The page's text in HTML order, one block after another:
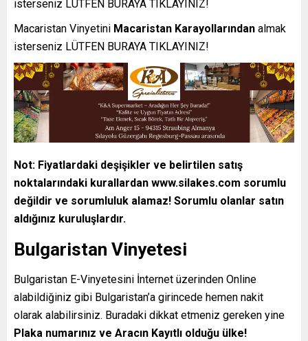
isterseniz LÜTFEN BURAYA TIKLAYINIZ!
Macaristan Vinyetini Macaristan Karayollarından almak
isterseniz LÜTFEN BURAYA TIKLAYINIZ!
Not: Fiyatlardaki deşişikler ve belirtilen satış
noktalarındaki kurallardan www.silakes.com sorumlu
değildir ve sorumluluk alamaz! Sorumlu olanlar satın
aldığınız kuruluşlardır.
Bulgaristan Vinyetesi
Bulgaristan E-Vinyetesini İnternet üzerinden Online
alabildiğiniz gibi Bulgaristan’a girincede hemen nakit
olarak alabilirsiniz. Buradaki dikkat etmeniz gereken yine
Plaka numarınız ve Aracın Kayıtlı olduğu ülke!